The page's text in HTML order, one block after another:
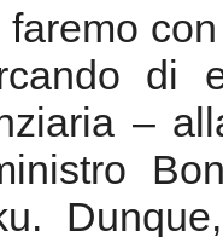
di
–